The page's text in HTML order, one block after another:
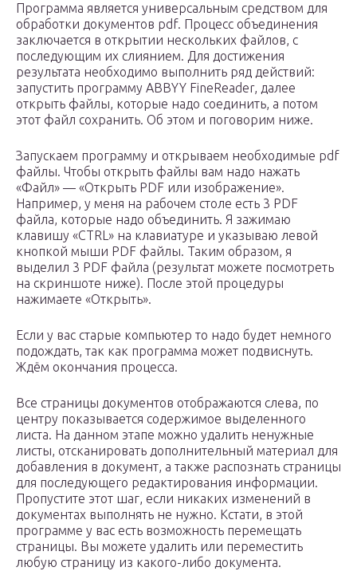
Программа является универсальным средством для
обработки документов pdf. Процесс объединения
заключается в открытии нескольких файлов, с
последующим их слиянием. Для достижения
результата необходимо выполнить ряд действий:
запустить программу ABBYY FineReader, далее
открыть файлы, которые надо соединить, а потом
этот файл сохранить. Об этом и поговорим ниже.
Запускаем программу и открываем необходимые pdf
файлы. Чтобы открыть файлы вам надо нажать
«Файл» — «Открыть PDF или изображение».
Например, у меня на рабочем столе есть 3 PDF
файла, которые надо объединить. Я зажимаю
клавишу «CTRL» на клавиатуре и указываю левой
кнопкой мыши PDF файлы. Таким образом, я
выделил 3 PDF файла (результат можете посмотреть
на скриншоте ниже). После этой процедуры
нажимаете «Открыть».
Если у вас старые компьютер то надо будет немного
подождать, так как программа может подвиснуть.
Ждём окончания процесса.
Все страницы документов отображаются слева, по
центру показывается содержимое выделенного
листа. На данном этапе можно удалить ненужные
листы, отсканировать дополнительный материал для
добавления в документ, а также распознать страницы
для последующего редактирования информации.
Пропустите этот шаг, если никаких изменений в
документах выполнять не нужно. Кстати, в этой
программе у вас есть возможность перемещать
страницы. Вы можете удалить или переместить
любую страницу из какого-либо документа.